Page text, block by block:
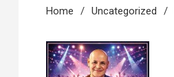
Home Uncategorized